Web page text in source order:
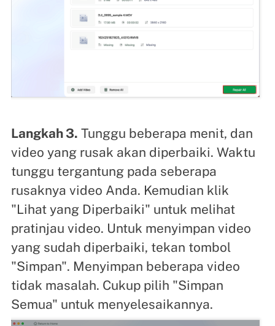
Langkah 3. Tunggu beberapa menit, dan
video yang rusak akan diperbaiki. Waktu
tunggu tergantung pada seberapa
rusaknya video Anda. Kemudian klik
"Lihat yang Diperbaiki" untuk melihat
pratinjau video. Untuk menyimpan video
yang sudah diperbaiki, tekan tombol
"Simpan". Menyimpan beberapa video
tidak masalah. Cukup pilih "Simpan
Semua" untuk menyelesaikannya.